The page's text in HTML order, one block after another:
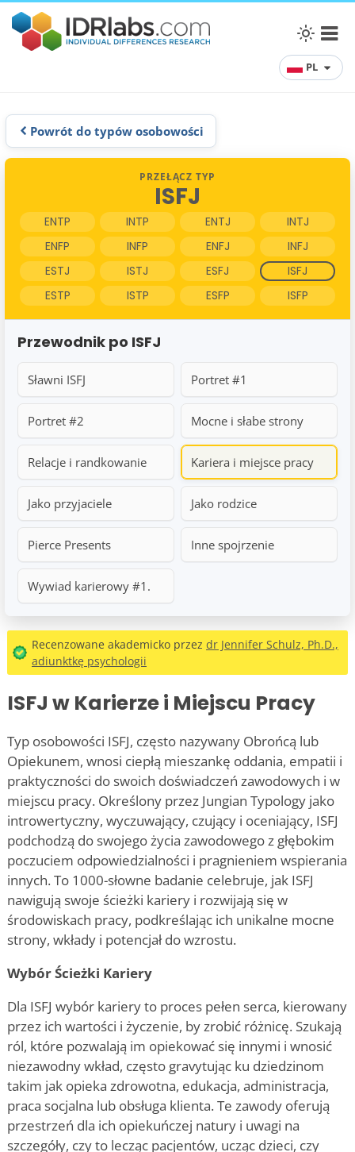
PL
Powrót do typów osobowości
PRZEŁĄCZ TYP
ISFJ
ENTP INTP ENTJ
INTJ
ENFP
INFP ENFJ
INFJ
ESTJ
ISTJ ESFJ
ISFJ
ESTP
ISTP ESFP ISFP
Przewodnik po ISFJ
Sławni ISFJ Portret #1
Portret #2 Mocne i słabe strony
Relacje i randkowanie Kariera i miejsce pracy
Jako przyjaciele Jako rodzice
Pierce Presents Inne spojrzenie
Wywiad karierowy #1.
Recenzowane akademicko przez dr Jennifer Schulz, Ph.D.,
adiunktkę psychologii
ISFJ w Karierze i Miejscu Pracy
Typ osobowości ISFJ, często nazywany Obrońcą lub
Opiekunem, wnosi ciepłą mieszankę oddania, empatii i
praktyczności do swoich doświadczeń zawodowych i w
miejscu pracy. Określony przez Jungian Typology jako
introwertyczny, wyczuwający, czujący i oceniający, ISFJ
podchodzą do swojego życia zawodowego z głębokim
poczuciem odpowiedzialności i pragnieniem wspierania
innych. To 1000-słowne badanie celebruje, jak ISFJ
nawigują swoje ścieżki kariery i rozwijają się w
środowiskach pracy, podkreślając ich unikalne mocne
strony, wkłady i potencjał do wzrostu.
Wybór Ścieżki Kariery
Dla ISFJ wybór kariery to proces pełen serca, kierowany
przez ich wartości i życzenie, by zrobić różnicę. Szukają
ról, które pozwalają im opiekować się innymi i wnosić
niezawodny wkład, często gravytując ku dziedzinom
takim jak opieka zdrowotna, edukacja, administracja,
praca socjalna lub obsługa klienta. Te zawody oferują
przestrzeń dla ich opiekuńczej natury i uwagi na
szczegóły, czy to lecząc pacjentów, ucząc dzieci, czy